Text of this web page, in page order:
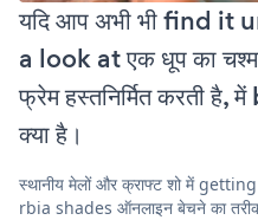
यदि आप अभी भी find it
a look at एक धूप का
फ्रेम हस्तनिर्मित करती
क्या है।
स्थानीय मेलों और क्राफ्ट शो में
rbia shades ऑनलाइन बेचने का